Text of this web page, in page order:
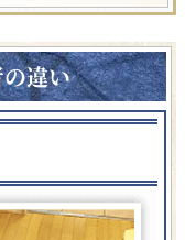
違い